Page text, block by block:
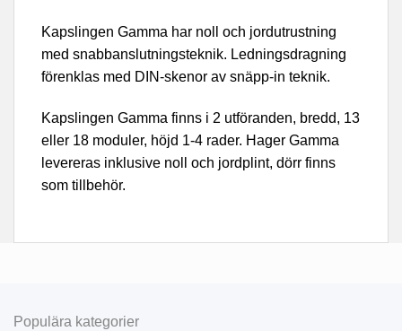
Kapslingen Gamma har noll och jordutrustning
med snabbanslutningsteknik. Ledningsdragning
förenklas med DIN-skenor av snäpp-in teknik.
Kapslingen Gamma finns i 2 utföranden, bredd, 13
eller 18 moduler, höjd 1-4 rader. Hager Gamma
levereras inklusive noll och jordplint, dörr finns
som tillbehör.
Populära kategorier